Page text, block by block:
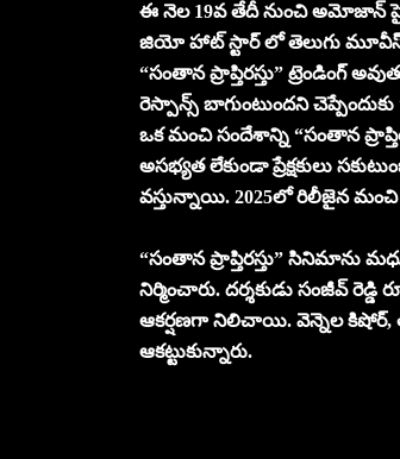
ఈ నెల 19వ తేదీ నుంచి అమోజాన్
జియో హాట్ స్టార్ లో తెలుగు
“సంతాన ప్రాప్తిరస్తు” ట్రెండింగ్
రెస్పాన్స్ బాగుంటుందని
ఒక మంచి సందేశాన్ని “సంతాన
అసభ్యత లేకుండా ప్రేక్షకులు
వస్తున్నాయి. 2025లో రిలీజైన మంచి
“సంతాన ప్రాప్తిరస్తు” సినిమాను
నిర్మించారు. దర్శకుడు సంజీవ్
ఆకర్షణగా నిలిచాయి. వెన్నెల కిషోర్,
ఆకట్టుకున్నారు.